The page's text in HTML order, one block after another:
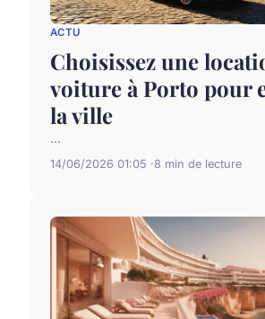
ACTU
Choisissez une
voiture à Porto pour
la ville
...
14/06/2026 01:05 8 min de lecture